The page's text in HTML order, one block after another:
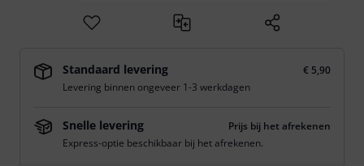
Standaard levering
€ 5,90
Levering binnen ongeveer 1-3 werkdagen
Snelle levering
Prijs bij het afrekenen
Express-optie beschikbaar bij het afrekenen.